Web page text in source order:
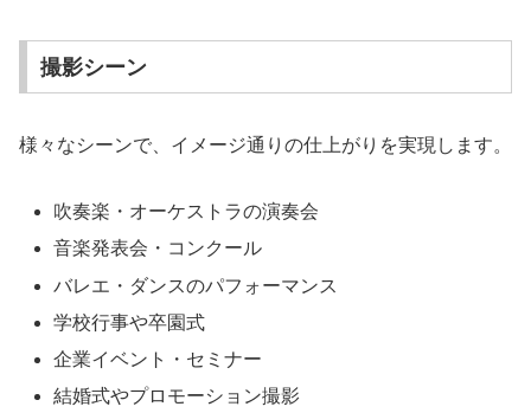
撮影シーン
様々なシーンで、イメージ通りの仕上がりを実現します。
吹奏楽・オーケストラの演奏会
音楽発表会・コンクール
バレエ・ダンスのパフォーマンス
学校行事や卒園式
企業イベント・セミナー
結婚式やプロモーション撮影